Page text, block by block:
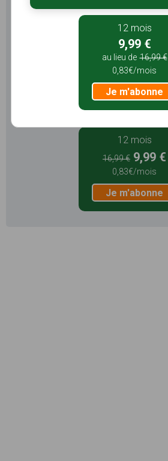
Mode hors-connexion
3 mois
5,99 €
1,99€/mois
Je m'abonne
12 mois
16,99 € 9,99 €
0,83€/mois
Je m'abonne
12 mois
9,99 €
au lieu de 16,99 €
0,83€/mois
Je m'abonne